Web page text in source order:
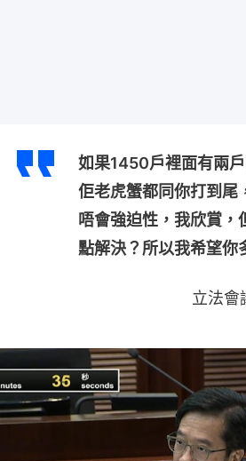
如果1450戶裡面有兩戶
佢老虎蟹都同你打到尾
唔會強迫性，我欣賞，
點解決？所以我希望你
立法會